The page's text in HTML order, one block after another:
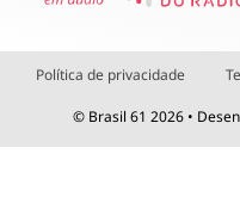
Política de privacidade
© Brasil 61 2026 •